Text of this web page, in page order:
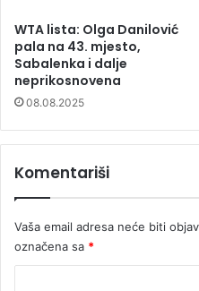
WTA lista: Olga Danilović
pala na 43. mjesto,
Sabalenka i dalje
neprikosnovena
08.08.2025
Komentariši
Vaša email adresa neće biti
označena sa *